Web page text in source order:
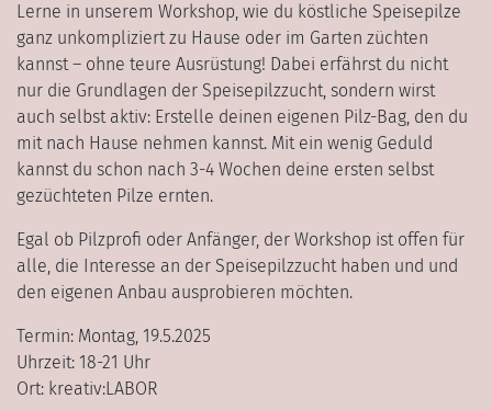
Lerne in unserem Workshop, wie du köstliche Speisepilze
ganz unkompliziert zu Hause oder im Garten züchten
kannst – ohne teure Ausrüstung! Dabei erfährst du nicht
nur die Grundlagen der Speisepilzzucht, sondern wirst
auch selbst aktiv: Erstelle deinen eigenen Pilz-Bag, den du
mit nach Hause nehmen kannst. Mit ein wenig Geduld
kannst du schon nach 3-4 Wochen deine ersten selbst
gezüchteten Pilze ernten.
Egal ob Pilzprofi oder Anfänger, der Workshop ist offen für
alle, die Interesse an der Speisepilzzucht haben und und
den eigenen Anbau ausprobieren möchten.
Termin: Montag, 19.5.2025
Uhrzeit: 18-21 Uhr
Ort: kreativ:LABOR